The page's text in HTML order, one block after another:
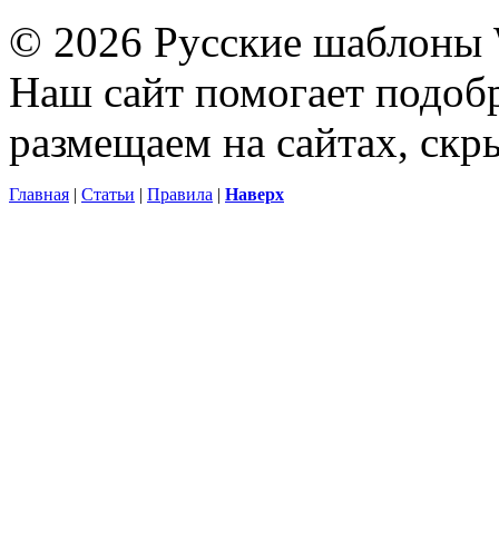
© 2026 Русские шаблоны
Наш сайт помогает
размещаем на сайтах,
Главная | Статьи | Правила | Наверх